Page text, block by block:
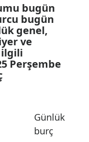
bugün
bugün
genel,
ve
Perşembe
Günlük
burç